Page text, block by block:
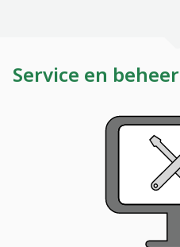
Service en beheer